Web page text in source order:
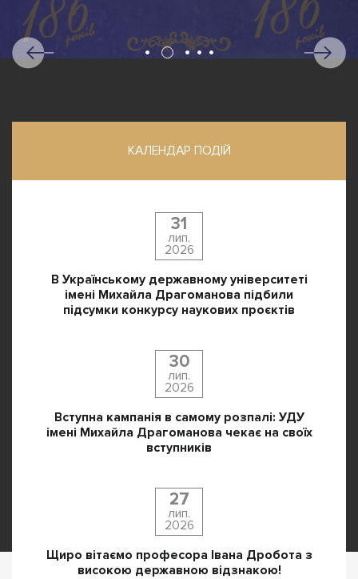
КАЛЕНДАР ПОДІЙ
31
лип.
2026
В Українському державному університеті
імені Михайла Драгоманова підбили
підсумки конкурсу наукових проєктів
30
лип.
2026
Вступна кампанія в самому розпалі: УДУ
імені Михайла Драгоманова чекає на своїх
вступників
27
лип.
2026
Щиро вітаємо професора Івана Дробота з
високою державною відзнакою!